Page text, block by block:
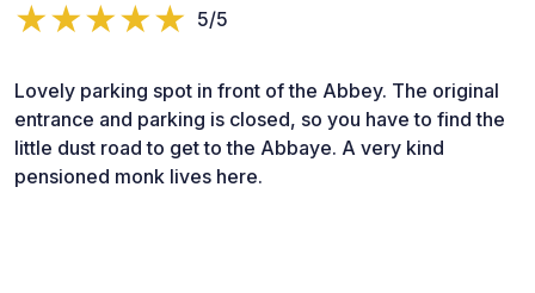
5/5
Lovely parking spot in front of the Abbey. The original
entrance and parking is closed, so you have to find the
little dust road to get to the Abbaye. A very kind
pensioned monk lives here.